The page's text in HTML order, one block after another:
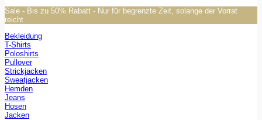
Sale - Bis zu 50% Rabatt - Nur für begrenzte Zeit, solange der Vorrat
reicht
Bekleidung
T-Shirts
Poloshirts
Pullover
Strickjacken
Sweatjacken
Hemden
Jeans
Hosen
Jacken